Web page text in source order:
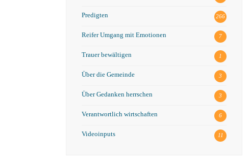
Predigten 266
Reifer Umgang mit Emotionen 7
Trauer bewältigen 1
Über die Gemeinde 3
Über Gedanken herrschen 3
Verantwortlich wirtschaften 6
Videoinputs 11